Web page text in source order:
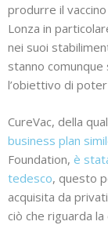
produrre il
Lonza in
nei suoi
stanno
l’obiettivo di
CureVac, della
business plan
Foundation, è
tedesco, questo
acquisita da
ciò che riguarda